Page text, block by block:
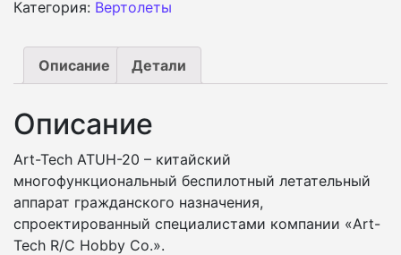
Категория: Вертолеты
Описание Детали
Описание
Art-Tech ATUH-20 – китайский
многофункциональный беспилотный летательный
аппарат гражданского назначения,
спроектированный специалистами компании «Art-
Tech R/C Hobby Co.».